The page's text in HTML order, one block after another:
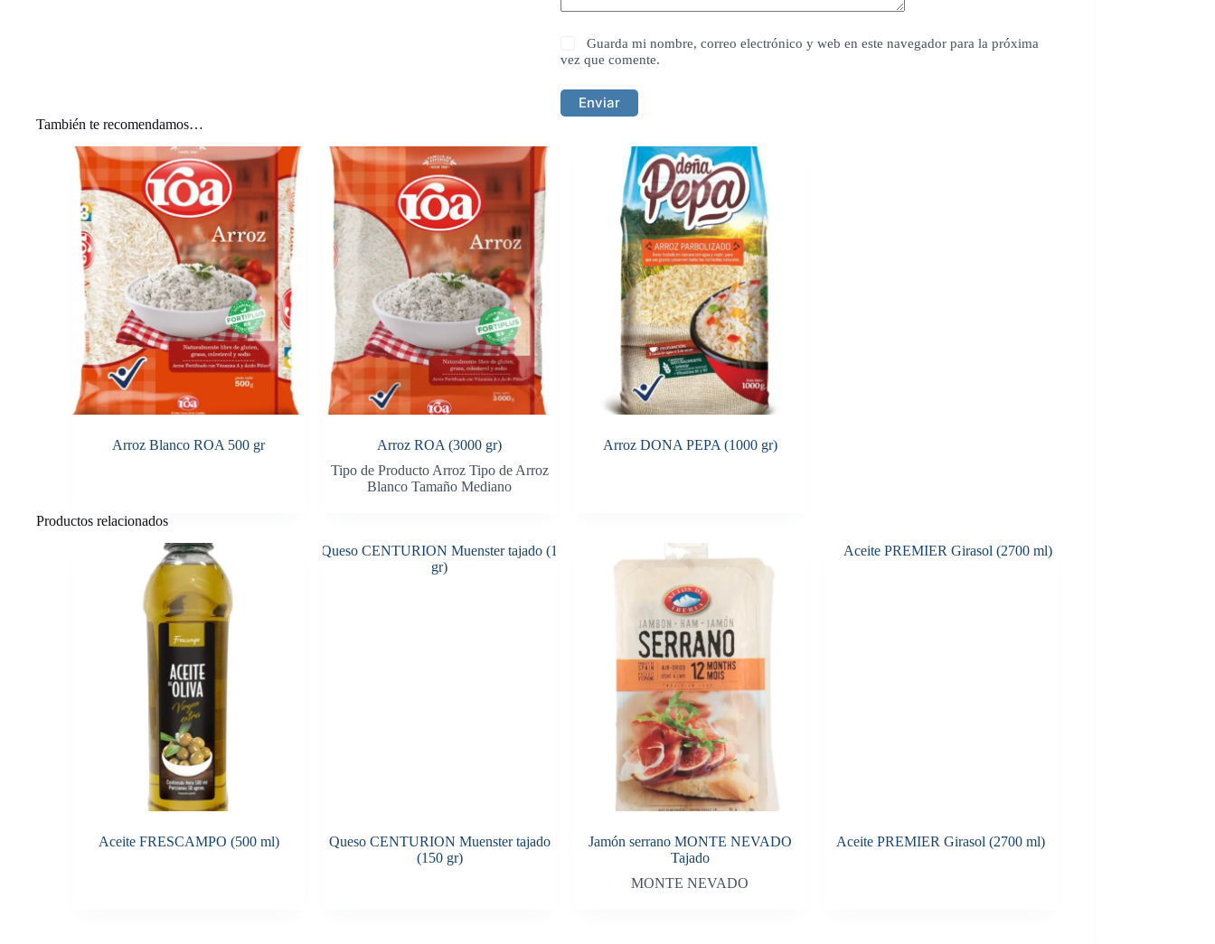
Guarda mi nombre, correo electrónico y web en este navegador para la próxima
vez que comente.
Enviar
También te recomendamos…
Arroz Blanco ROA 500 gr
Arroz ROA (3000 gr)
Tipo de Producto Arroz Tipo de Arroz
Blanco Tamaño Mediano
Arroz DONA PEPA (1000 gr)
Productos relacionados
Aceite FRESCAMPO (500 ml)
Queso CENTURION Muenster tajado
(150 gr)
Jamón serrano MONTE NEVADO
Tajado
MONTE NEVADO
Aceite PREMIER Girasol (2700 ml)